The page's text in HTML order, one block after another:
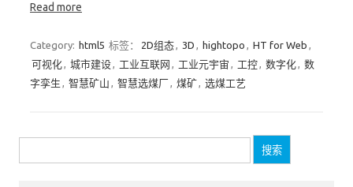
Read more
Category: html5 标签： 2D组态, 3D , hightopo , HT for Web ,
可视化, 城市建设, 工业互联网 , 工业元宇宙 , 工控, 数字化, 数
字孪生 , 智慧矿山 , 智慧选煤厂, 煤矿, 选煤工艺
索：